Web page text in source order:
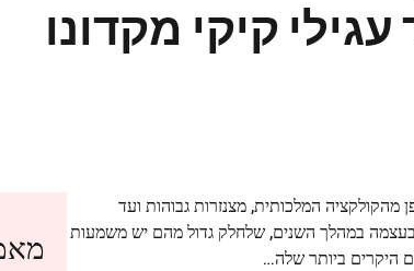
קיקי מקדונו
המלכותית, מצנזרות גבוהות ועד
במהלך השנים, שלחלק גדול מהם יש משמעות
היקרים ביותר שלה…